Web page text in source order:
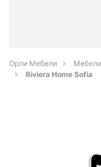
Орли Мебели
Riviera Home Sofia